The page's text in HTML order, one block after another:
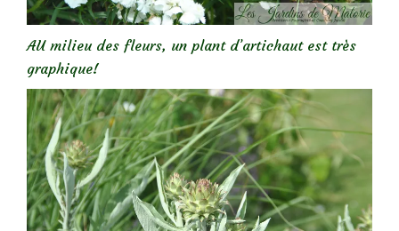
AU milieu des fleurs, un plant d’artichaut est très
graphique!